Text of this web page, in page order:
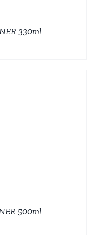
330ml
500ml